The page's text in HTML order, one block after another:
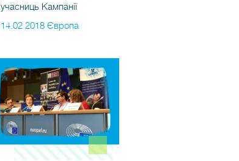
учасниць Кампанії
14.02 2018 Європа